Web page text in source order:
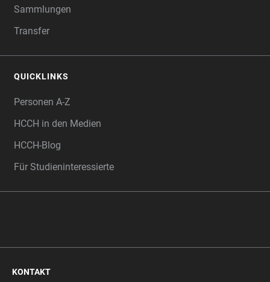
Sammlungen
Transfer
QUICKLINKS
Personen A-Z
HCCH in den Medien
HCCH-Blog
Für Studieninteressierte
KONTAKT